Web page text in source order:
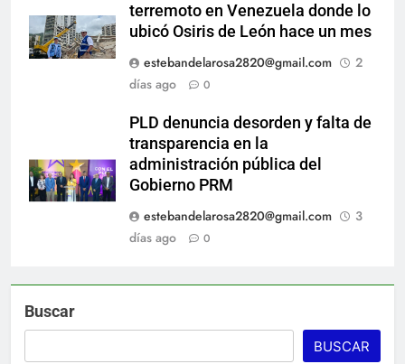
terremoto en Venezuela donde lo
ubicó Osiris de León hace un mes
estebandelarosa2820@gmail.com
2
días ago
0
PLD denuncia desorden y falta de
transparencia en la
administración pública del
Gobierno PRM
estebandelarosa2820@gmail.com
3
días ago
0
Buscar
BUSCAR